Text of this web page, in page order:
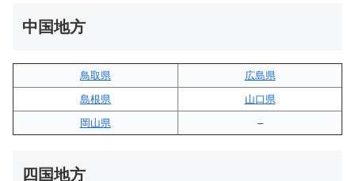
中国地方
鳥取県
広島県
島根県
山口県
岡山県
–
四国地方